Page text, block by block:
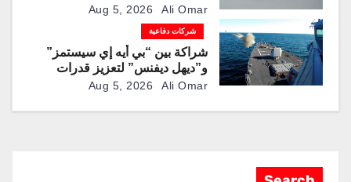
الذكية المطورة محليًا
Aug 5, 2026 Ali Omar
شركات دفاعية
شراكة بين “بي أيه إي سيستمز”
و”ديهل ديفنس” لتعزيز قدرات
المدفع البحري “Mk 45” بذخائرAug 5, 2026 Ali Omar